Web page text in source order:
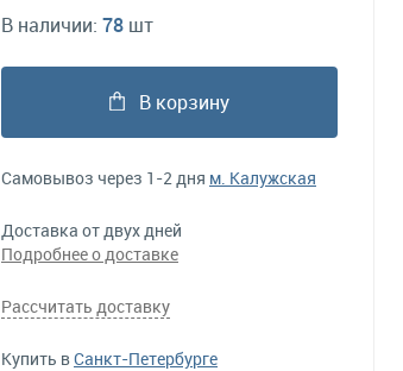
В наличии: 78 шт
В корзину
Самовывоз через 1-2 дня м. Калужская
Доставка от двух дней
Подробнее о доставке
Рассчитать доставку
Купить вСанкт-Петербурге